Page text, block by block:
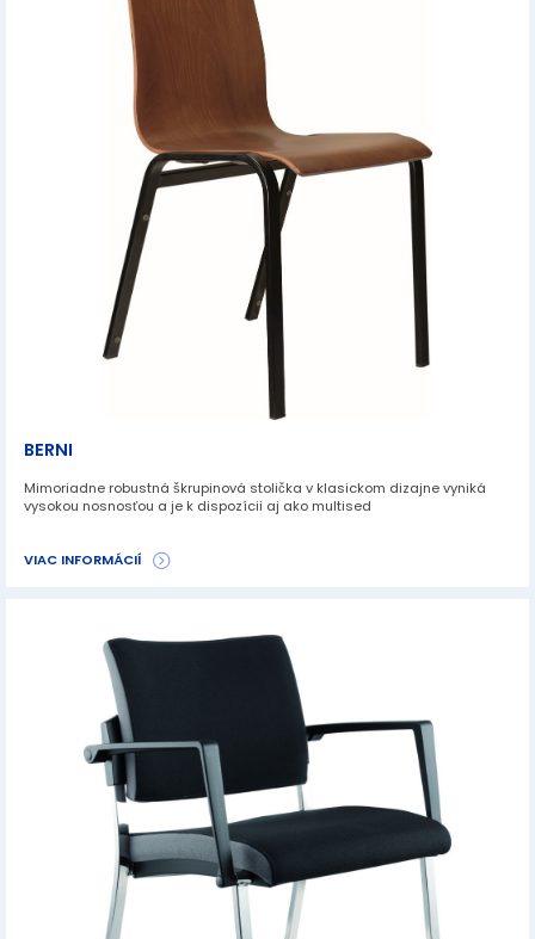
BERNI
Mimoriadne robustná škrupinová stolička v klasickom dizajne vyniká
vysokou nosnosťou a je k dispozícii aj ako multised
VIAC INFORMÁCIÍ